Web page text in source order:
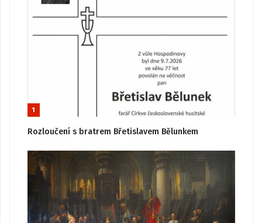
1
Rozloučení s bratrem Břetislavem Bělunkem